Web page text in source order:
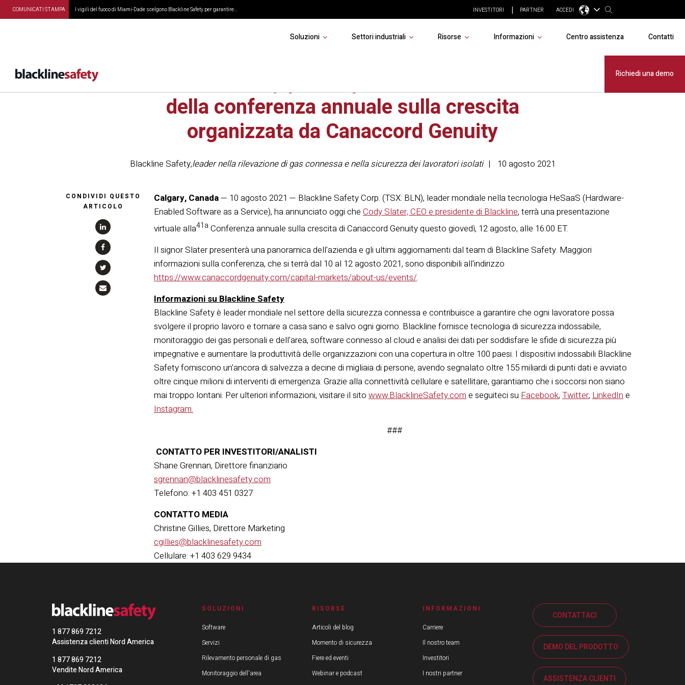
COMUNICATI STAMPA I vigili del fuoco di Miami-Dade scelgono Blackline Safety per garantire... INVESTITORI PARTNER ACCEDI
Soluzioni Settori industriali Risorse Informazioni Centro assistenza Contatti
Richiedi una demo
della conferenza annuale sulla crescita
organizzata da Canaccord Genuity
Blackline Safety,leader nella rilevazione di gas connessa e nella sicurezza dei lavoratori isolati 10 agosto 2021
CONDIVIDI QUESTO
ARTICOLO
Calgary, Canada— 10 agosto 2021 — Blackline Safety Corp. (TSX: BLN), leader mondiale nella tecnologia HeSaaS (Hardware-
Enabled Software as a Service), ha annunciato oggi che Cody Slater, CEO e presidente di Blackline, terrà una presentazione
virtuale alla41aConferenza annuale sulla crescita di Canaccord Genuity questo giovedì, 12 agosto, alle 16:00 ET.
Il signor Slater presenterà una panoramica dell'azienda e gli ultimi aggiornamenti dal team di Blackline Safety. Maggiori
informazioni sulla conferenza, che si terrà dal 10 al 12 agosto 2021, sono disponibili all'indirizzo
https://www.canaccordgenuity.com/capital-markets/about-us/events/.
Informazioni su Blackline Safety
Blackline Safety è leader mondiale nel settore della sicurezza connessa e contribuisce a garantire che ogni lavoratore possa
svolgere il proprio lavoro e tornare a casa sano e salvo ogni giorno. Blackline fornisce tecnologia di sicurezza indossabile,
monitoraggio dei gas personali e dell'area, software connesso al cloud e analisi dei dati per soddisfare le sfide di sicurezza più
impegnative e aumentare la produttività delle organizzazioni con una copertura in oltre 100 paesi. I dispositivi indossabili Blackline
Safety forniscono un'ancora di salvezza a decine di migliaia di persone, avendo segnalato oltre 155 miliardi di punti dati e avviato
oltre cinque milioni di interventi di emergenza. Grazie alla connettività cellulare e satellitare, garantiamo che i soccorsi non siano
mai troppo lontani. Per ulteriori informazioni, visitare il sito www.BlacklineSafety.com e seguiteci su Facebook, Twitter, LinkedIn e
Instagram.
###
CONTATTO PER INVESTITORI/ANALISTI
Shane Grennan, Direttore finanziario
sgrennan@blacklinesafety.com
Telefono: +1 403 451 0327
CONTATTO MEDIA
Christine Gillies, Direttore Marketing
cgillies@blacklinesafety.com
Cellulare: +1 403 629 9434
1 877 869 7212
Assistenza clienti Nord America
1 877 869 7212
Vendite Nord America
SOLUZIONI
Software
Servizi
Rilevamento personale di gas
Monitoraggio dell'area
RISORSE
Articoli del blog
Momento di sicurezza
Fiere ed eventi
Webinar e podcast
INFORMAZIONI
Carriere
Il nostro team
Investitori
I nostri partner
CONTATTACI
DEMO DEL PRODOTTO
ASSISTENZA CLIENTI